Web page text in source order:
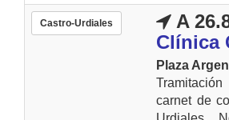
Castro-Urdiales
A
Clínica
Plaza
carnet de